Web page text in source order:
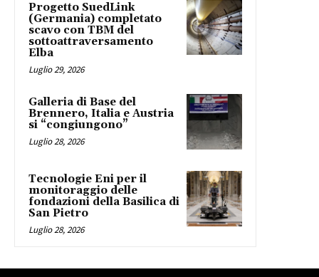
Progetto SuedLink
(Germania) completato
scavo con TBM del
sottoattraversamento
Elba
Luglio 29, 2026
Galleria di Base del
Brennero, Italia e Austria
si “congiungono”
Luglio 28, 2026
Tecnologie Eni per il
monitoraggio delle
fondazioni della Basilica di
San Pietro
Luglio 28, 2026